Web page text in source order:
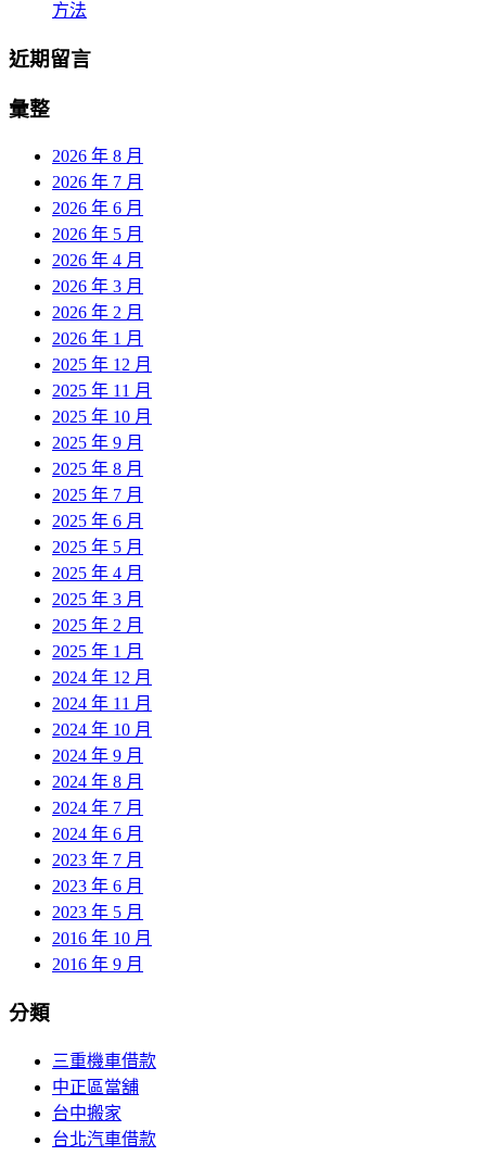
方法
近期留言
彙整
2026 年 8 月
2026 年 7 月
2026 年 6 月
2026 年 5 月
2026 年 4 月
2026 年 3 月
2026 年 2 月
2026 年 1 月
2025 年 12 月
2025 年 11 月
2025 年 10 月
2025 年 9 月
2025 年 8 月
2025 年 7 月
2025 年 6 月
2025 年 5 月
2025 年 4 月
2025 年 3 月
2025 年 2 月
2025 年 1 月
2024 年 12 月
2024 年 11 月
2024 年 10 月
2024 年 9 月
2024 年 8 月
2024 年 7 月
2024 年 6 月
2023 年 7 月
2023 年 6 月
2023 年 5 月
2016 年 10 月
2016 年 9 月
分類
三重機車借款
中正區當舖
台中搬家
台北汽車借款